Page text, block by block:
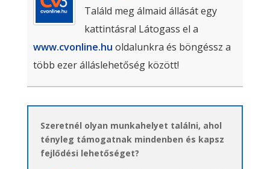
Találd meg álmaid állását egy
kattintásra! Látogass el a
www.cvonline.hu oldalunkra és böngéssz a
több ezer álláslehetőség között!
Szeretnél olyan munkahelyet találni, ahol
tényleg támogatnak mindenben és kapsz
fejlődési lehetőséget?